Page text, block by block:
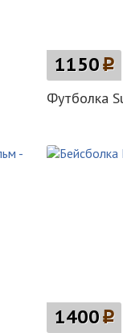
1150p
Футболка
1400p